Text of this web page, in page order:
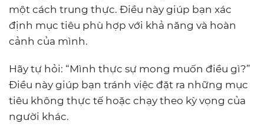
một cách trung thực. Điều này giúp bạn xác
định mục tiêu phù hợp với khả năng và hoàn
cảnh của mình.
Hãy tự hỏi: “Mình thực sự mong muốn điều gì?”
Điều này giúp bạn tránh việc đặt ra những mục
tiêu không thực tế hoặc chạy theo kỳ vọng của
người khác.